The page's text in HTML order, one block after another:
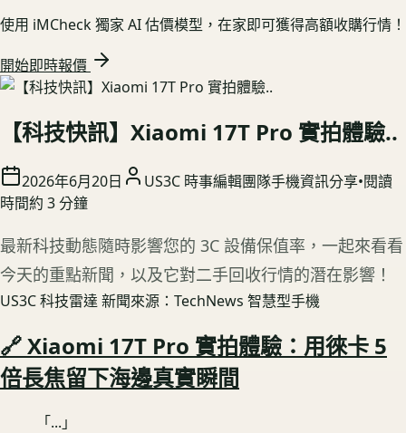
使用 iMCheck 獨家 AI 估價模型，在家即可獲得高額收購行情！
開始即時報價
【科技快訊】Xiaomi 17T Pro 實拍體驗..
2026年6月20日 US3C 時事編輯團隊手機資訊分享•閱讀
時間約 3分鐘
最新科技動態隨時影響您的 3C 設備保值率，一起來看看
今天的重點新聞，以及它對二手回收行情的潛在影響！
US3C 科技雷達 新聞來源：TechNews 智慧型手機
🔗 Xiaomi 17T Pro 實拍體驗：用徠卡 5
倍長焦留下海邊真實瞬間
「...」